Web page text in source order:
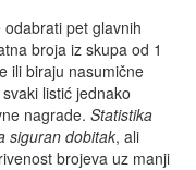
pet glavnih
broja iz skupa od 1
ili biraju nasumične
listić jednako
nagrade. Statistika
siguran dobitak, ali
brojeva uz manji